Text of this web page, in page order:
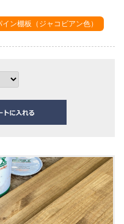
ン棚板（ジャコビアン色）